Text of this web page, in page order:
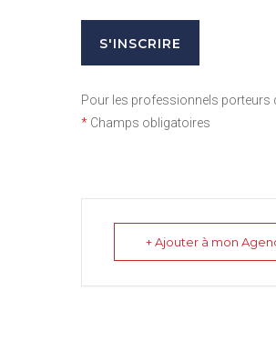
Pour les professionnels porteurs
* Champs obligatoires
+ Ajouter à mon